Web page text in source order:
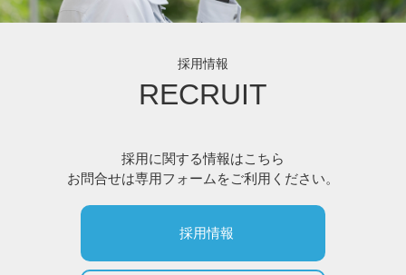
採用情報
RECRUIT
採用に関する情報はこちら
お問合せは専用フォームをご利用ください。
採用情報